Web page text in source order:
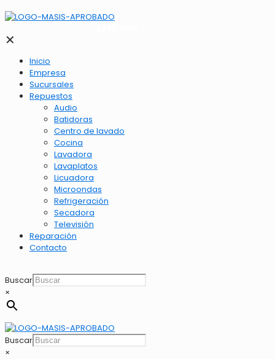
✕
Inicio
Empresa
Sucursales
Repuestos
Audio
Batidoras
Centro de lavado
Cocina
Lavadora
Lavaplatos
Licuadora
Microondas
Refrigeración
Secadora
Televisión
Reparación
Contacto
Buscar
×
Buscar
×